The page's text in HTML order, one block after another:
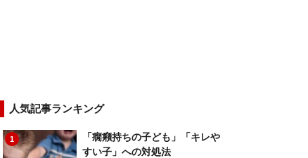
人気記事ランキング
1
「癇癪持ちの子ども」「キレや
すい子」への対処法